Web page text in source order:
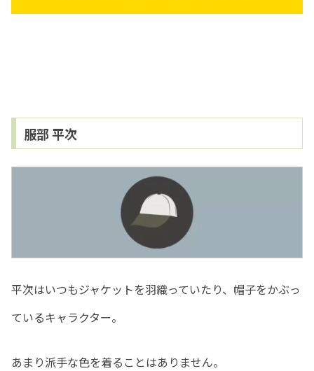
服部 平次
平次はいつもジャケットを羽織っていたり、帽子をかぶっ
ているキャラクター。
あまり派手な色を着ることはありません。